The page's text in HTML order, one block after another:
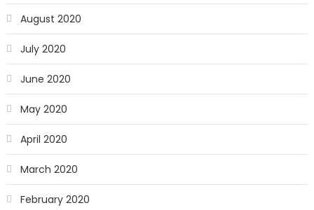
August 2020
July 2020
June 2020
May 2020
April 2020
March 2020
February 2020